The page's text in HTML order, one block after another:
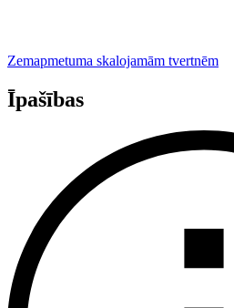
Zemapmetuma skalojamām tvertnēm
Īpašības